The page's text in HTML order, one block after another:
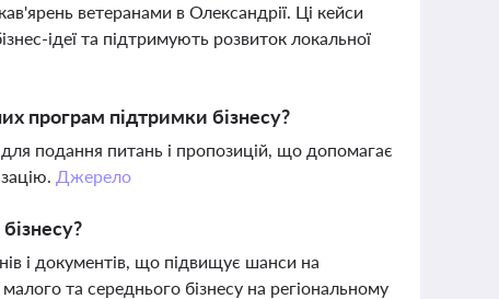
ветеранами в Олександрії. Ці кейси
ідеї та підтримують розвиток локальної
програм підтримки бізнесу?
подання питань і пропозицій, що допомагає
Джерело
і документів, що підвищує шанси на
та середнього бізнесу на регіональному